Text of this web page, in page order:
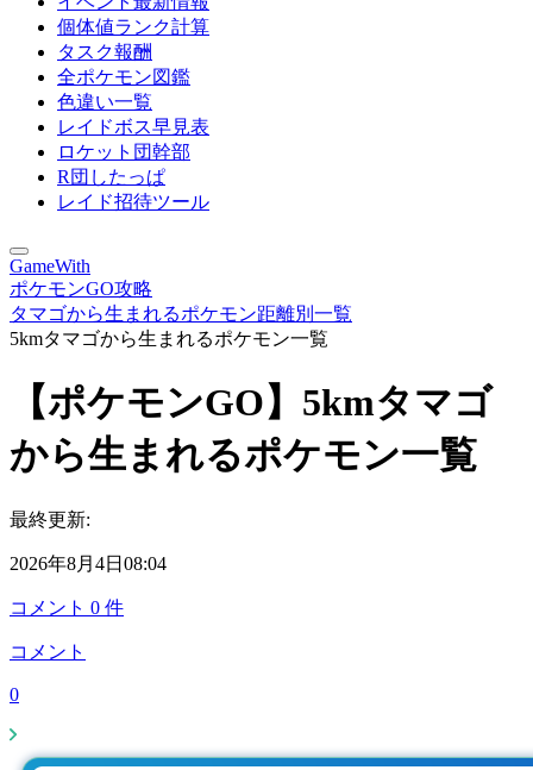
個体値ランク計算
タスク報酬
全ポケモン図鑑
色違い一覧
レイドボス早見表
ロケット団幹部
R団したっぱ
レイド招待ツール
GameWith
ポケモンGO攻略
タマゴから生まれるポケモン距離別一覧
5kmタマゴから生まれるポケモン一覧
【ポケモンGO】5kmタマゴ
から生まれるポケモン一覧
最終更新:
2026年8月4日08:04
コメント 0 件
コメント
0